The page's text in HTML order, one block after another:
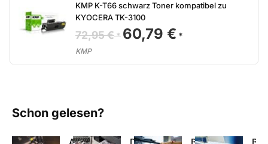
KMP K-T66 schwarz Toner kompatibel zu
KYOCERA TK-3100
72,95€
Ursprünglicher
Preis
60,79 €
KMP
Schon gelesen?